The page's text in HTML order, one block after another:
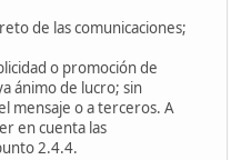
de las comunicaciones;
o promoción de
ánimo de lucro; sin
mensaje o a terceros. A
en cuenta las
2.4.4.